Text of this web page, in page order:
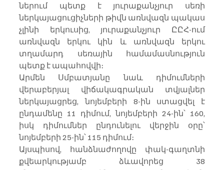
ներում պետք է յուրաքանչյուր սեռի
ներկայացուցիչների թիվն առնվազն պակաս
չլինի երկուսից, յուրաքանչյուր ԸԸՀ-ում
առնվազն երկու կին և առնվազն երկու
տղամարդ սեռային համամասնություն
պետք է ապահովվի։
Արմեն Սմբատյանը նաև դիմումների
վերաբերյալ վիճակագրական տվյալներ
ներկայացրեց, նոյեմբերի 8-ին ստացվել է
ընդամենը 11 դիմում, նոյեմբերի 24-ին՝ 160,
իսկ դիմումներ ընդունելու վերջին օրը՝
նոյեմբերի 25-ին՝ 115 դիմում։
Այսպիսով, հանձնաժողովը փակ-գաղտնի
քվեարկությամբ ձևավորեց 38